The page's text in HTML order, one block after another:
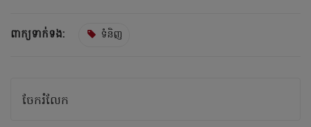
ពាក្យទាក់ទង: ទំនិញ
ចែករំលែក